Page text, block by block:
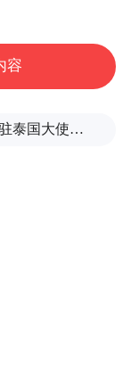
告诉记者。
爆，卡牌产
罄。
容
中国驻泰国大使馆发布关于中国公民来泰国参加文体活动的提醒